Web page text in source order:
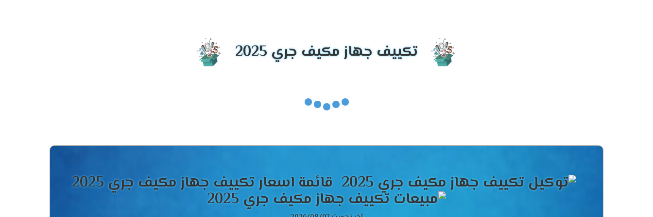
مواصفات تكييف تكييف جرى 1.5 حصان بارد 2024
يتم تحرك العميل به يعنى مهما تم التحرك فى الغرفه هتحصل على هواء بارد وممتع .
لأن الصوت العالى يسبب للعميل أزعاج ولا يتمكن من الاستمتاع بتشغيل الجهاز قمنا الان بتزويد تكييف جرى بخاصية التشغيل الهادئ التى تعمل على كتم صوت الجهاز
حتى يتم تشغيله فى هدوء وراحة وده لا يتواجد فى أى جهاز بتلك التميز إلا فقط معنا .
تكييف جهاز مكيف جري 2025
قائمة اسعار تكييف جهاز مكيف جري 2025